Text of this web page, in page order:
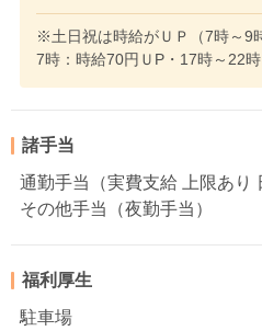
※土日祝は時給がＵＰ（7時～9
7時：時給70円ＵP・17時～22時
諸手当
通勤手当（実費支給 上限あり
その他手当（夜勤手当）
福利厚生
駐車場